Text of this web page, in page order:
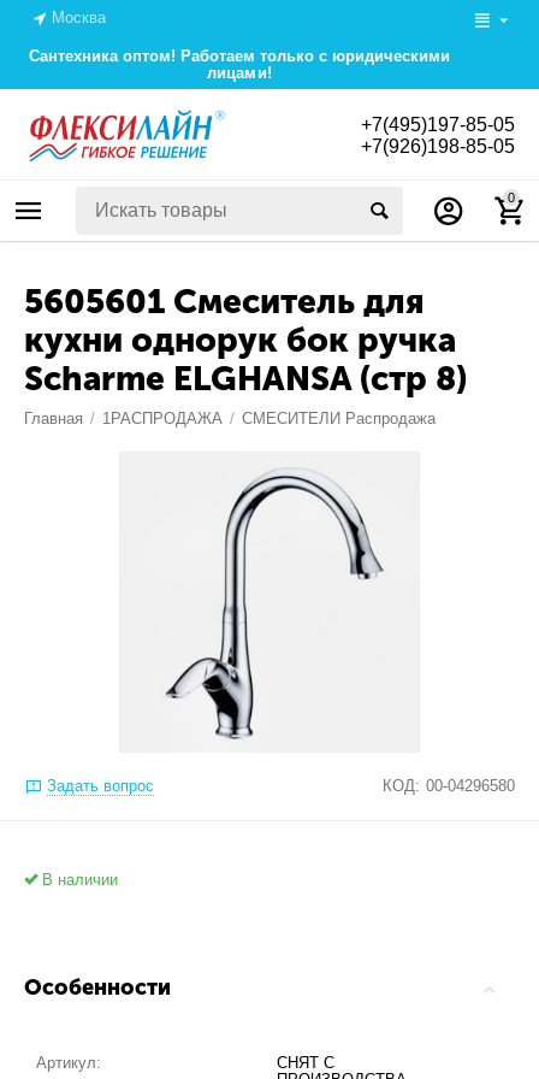
Москва
Сантехника оптом! Работаем только с юридическими
лицами!
+7(495)197-85-05
+7(926)198-85-05
0
5605601 Смеситель для
кухни однорук бок ручка
Scharme ELGHANSA (стр 8)
Главная / 1РАСПРОДАЖА / СМЕСИТЕЛИ Распродажа
Задать вопрос КОД: 00-04296580
В наличии
Особенности
Артикул:
СНЯТ С